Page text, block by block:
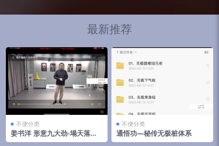
最新推荐
不便分类
姜书洋 形意九大劲-塌天落地
翻天
不便分类
通悟功—秘传无极桩体系